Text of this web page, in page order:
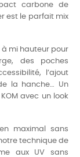
carbone de
est le parfait mix
à mi hauteur pour
des poches
l’ajout
la hanche… Un
avec un look
maximal sans
technique de
aux UV sans